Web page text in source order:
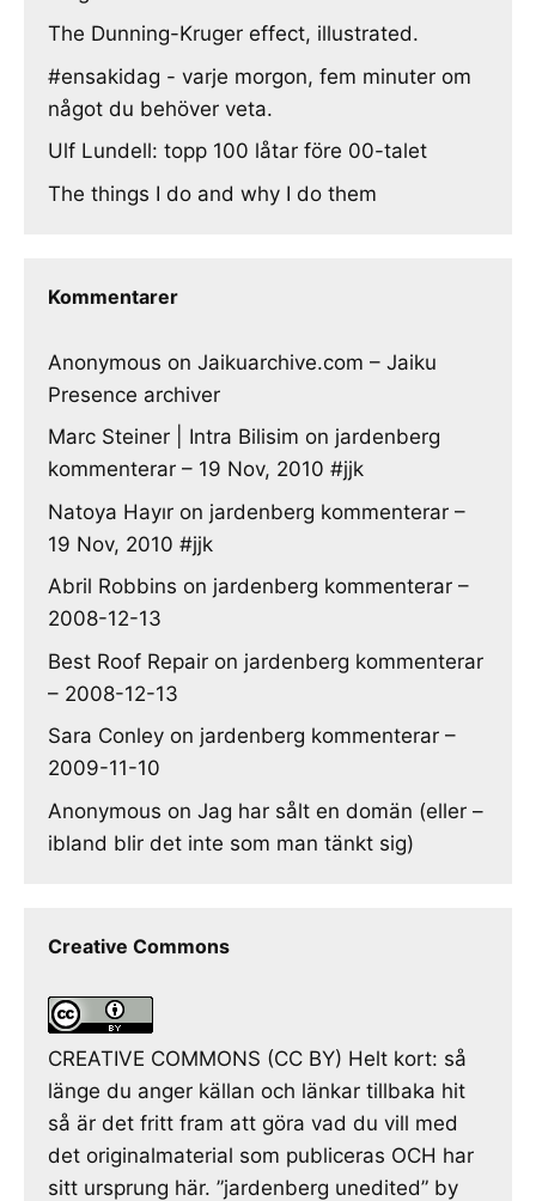
The Dunning-Kruger effect, illustrated.
#ensakidag - varje morgon, fem minuter om
något du behöver veta.
Ulf Lundell: topp 100 låtar före 00-talet
The things I do and why I do them
Kommentarer
Anonymous on Jaikuarchive.com – Jaiku
Presence archiver
Marc Steiner | Intra Bilisim on jardenberg
kommenterar – 19 Nov, 2010 #jjk
Natoya Hayır on jardenberg kommenterar –
19 Nov, 2010 #jjk
Abril Robbins on jardenberg kommenterar –
2008-12-13
Best Roof Repair on jardenberg kommenterar
– 2008-12-13
Sara Conley on jardenberg kommenterar –
2009-11-10
Anonymous on Jag har sålt en domän (eller –
ibland blir det inte som man tänkt sig)
Creative Commons
CREATIVE COMMONS (CC BY) Helt kort: så
länge du anger källan och länkar tillbaka hit
så är det fritt fram att göra vad du vill med
det originalmaterial som publiceras OCH har
sitt ursprung här. ”jardenberg unedited” by